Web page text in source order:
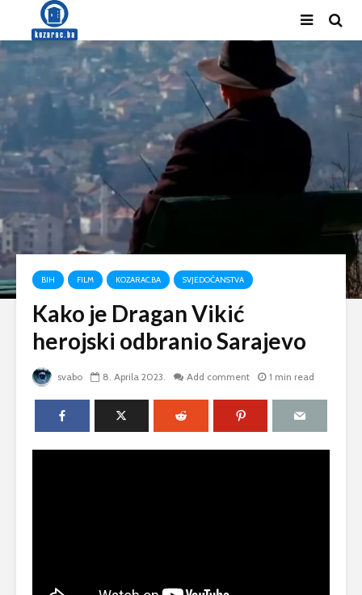
BIH FILM KOZARAC.BA SVJEDOČANSTVA
Kako je Dragan Vikić
herojski odbranio Sarajevo
svabo 8. Aprila 2023. Add comment 1 min read